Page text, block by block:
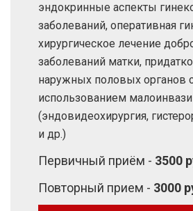
эндокринные аспекты
заболеваний, оперативная
хирургическое лечение
заболеваний матки,
наружных половых органов
использованием
(эндовидеохирургия,
и др.)
Первичный приём - 3500
Повторный прием - 3000